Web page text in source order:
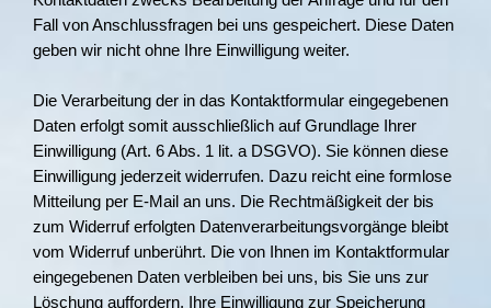
Fall von Anschlussfragen bei uns gespeichert. Diese Daten
geben wir nicht ohne Ihre Einwilligung weiter.
Die Verarbeitung der in das Kontaktformular eingegebenen
Daten erfolgt somit ausschließlich auf Grundlage Ihrer
Einwilligung (Art. 6 Abs. 1 lit. a DSGVO). Sie können diese
Einwilligung jederzeit widerrufen. Dazu reicht eine formlose
Mitteilung per E-Mail an uns. Die Rechtmäßigkeit der bis
zum Widerruf erfolgten Datenverarbeitungsvorgänge bleibt
vom Widerruf unberührt. Die von Ihnen im Kontaktformular
eingegebenen Daten verbleiben bei uns, bis Sie uns zur
Löschung auffordern, Ihre Einwilligung zur Speicherung